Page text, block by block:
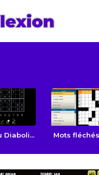
Diaboli... Mots